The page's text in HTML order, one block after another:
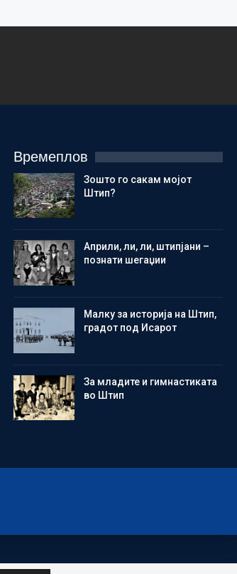
Времеплов
Зошто го сакам мојот
Штип?
Aприли, ли, ли, штипјани –
познати шегаџии
Малку за историја на Штип,
градот под Исарот
Зa младите и гимнастиката
во Штип